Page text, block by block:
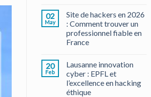
02
May
Site de hackers en 2026
: Comment trouver un
professionnel fiable en
France
20
Feb
Lausanne innovation
cyber : EPFL et
l’excellence en hacking
éthique